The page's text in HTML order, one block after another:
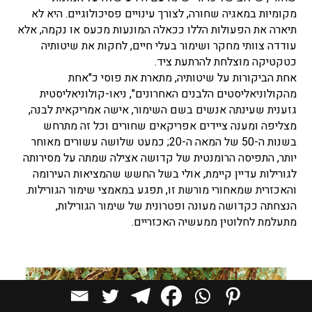
מקומיות במאגיה שחורה, לצורך עינויים פסיכולוגיים. היא לא
תיארה את הפעולות הללו ככאלה המונעות מכעס או נקמה, אלא
עודדה צוותי מחקר ושימור בעלי חיים, לחקות את שיטותיה
כטקטיקה מוצלחת להרתעת ציד.
אחת הביקורות על שיטותיה, מתארת את פוסי כ"אחת
מהקולוניאליסטים הלבנים האחרונים", ניאו-קולוניאליסטית
גזענית שעינתה אנשים בשם השימור, אישה אמריקאית לבנה,
מצליפה ומענה ציידים אפריקאים שחורים וכל זה מתרחש
בשנות ה-50 של המאה ה-20; כמעט שלושה עשורים מאוחר
יותר, התפיסה הרומנטית של קדושה אצילה שמתה על מסירותה
לגורילות עדיין קיימת, אולי בשל החשש שהמציאות העירומה
והאכזרית שמאחורי מורשת זו, תפגע במאמצי שימור הגורילות.
הנצחתה כקדושה מעונה ופטרונית של שימור הגורילות,
מתעלמת לחלוטין ממעשיה האכזריים.